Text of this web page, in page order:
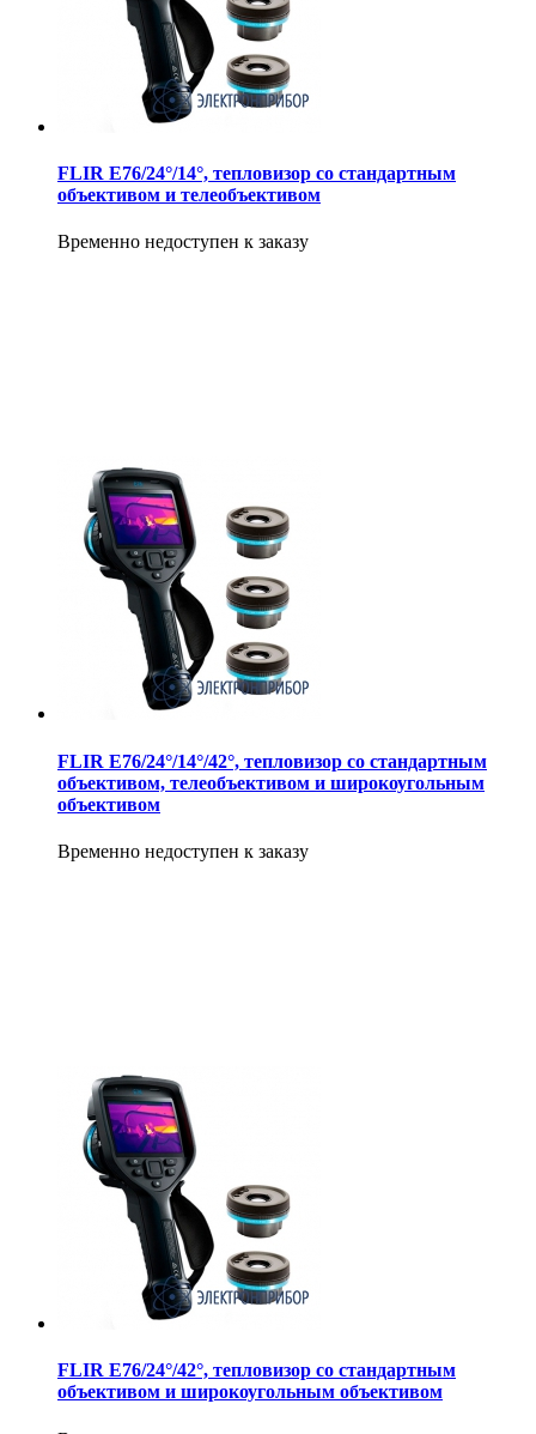
FLIR E76/24°/14°, тепловизор со стандартным
объективом и телеобъективом
Временно недоступен к заказу
FLIR E76/24°/14°/42°, тепловизор со стандартным
объективом, телеобъективом и широкоугольным
объективом
Временно недоступен к заказу
FLIR E76/24°/42°, тепловизор со стандартным
объективом и широкоугольным объективом